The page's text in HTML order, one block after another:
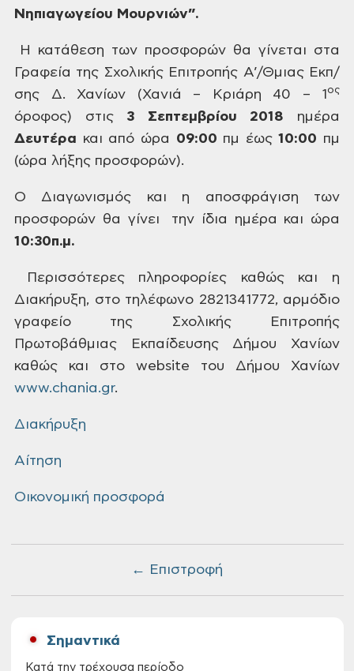
← Επιστροφή
Νηπιαγωγείου Μουρνιών”.
Η κατάθεση των προσφορών θα γίνεται στα
Γραφεία της Σχολικής Επιτροπής Α’/Θμιας Εκπ/
σης Δ. Χανίων (Χανιά – Κριάρη 40 – 1 ος
όροφος) στις 3 Σεπτεμβρίου 2018
ημέρα
Δευτέρα και από ώρα 09:00 πμ έως10:00 πμ
(ώρα λήξης προσφορών).
Ο Διαγωνισμός και η αποσφράγιση των
προσφορών θα γίνει την ίδια ημέρα και ώρα
10:30π.μ.
Περισσότερεςπληροφορίες καθώς και η
Διακήρυξη, στο τηλέφωνο 2821341772, αρμόδιο
γραφείο της Σχολικής Επιτροπής
Πρωτοβάθμιας ΕκπαίδευσηςΔήμου Χανίων
καθώς και στο website του Δήμου Χανίων
www.chania.gr.
Διακήρυξη
Αίτηση
Οικονομική προσφορά
Σημαντικά
Κατά την τρέχουσα περίοδο